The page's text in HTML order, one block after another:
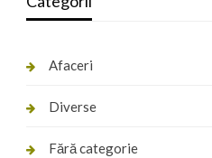
Afaceri
Diverse
Fără categorie